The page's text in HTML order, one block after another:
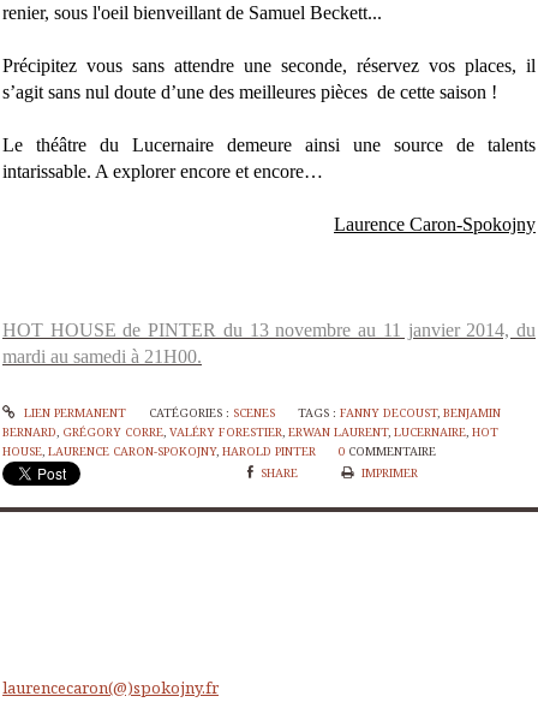
renier, sous l'oeil bienveillant de Samuel Beckett...
Précipitez vous sans attendre une seconde, réservez vos places, il
s’agit sans nul doute d’une des meilleures pièces de cette saison !
Le théâtre du Lucernaire demeure ainsi une source de talents
intarissable. A explorer encore et encore…
Laurence Caron-Spokojny
HOT HOUSE de PINTER du 13 novembre au 11 janvier 2014, du
mardi au samedi à 21H00.
LIEN PERMANENT CATÉGORIES : SCENES TAGS :FANNY DECOUST,BENJAMIN
BERNARD, GRÉGORY CORRE, VALÉRY FORESTIER, ERWAN LAURENT, LUCERNAIRE, HOT
HOUSE, LAURENCE CARON-SPOKOJNY, HAROLD PINTER 0 COMMENTAIRE
SHARE
IMPRIMER
laurencecaron(@)spokojny.fr